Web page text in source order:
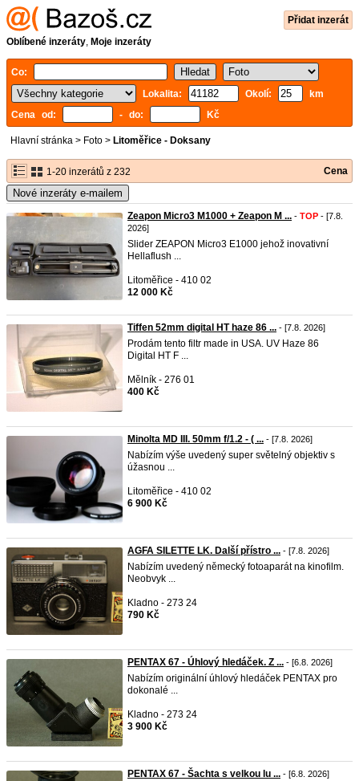
Přidat inzerát
Oblíbené inzeráty, Moje inzeráty
Co:
Lokalita:
Okolí:
km
Cena od:
- do: Kč
Hlavní stránka > Foto > Litoměřice - Doksany
1-20 inzerátů z 232 Cena
Nové inzeráty e-mailem
Zeapon Micro3 M1000 + Zeapon M ... - TOP - [7.8.
2026]
Slider ZEAPON Micro3 E1000 jehož inovativní
Hellaflush ...
Litoměřice - 410 02
12 000 Kč
Tiffen 52mm digital HT haze 86 ... - [7.8. 2026]
Prodám tento filtr made in USA. UV Haze 86
Digital HT F ...
Mělník - 276 01
400 Kč
Minolta MD III. 50mm f/1.2 - ( ... - [7.8. 2026]
Nabízím výše uvedený super světelný objektiv s
úžasnou ...
Litoměřice - 410 02
6 900 Kč
AGFA SILETTE LK. Další přístro ... - [7.8. 2026]
Nabízím uvedený německý fotoaparát na kinofilm.
Neobvyk ...
Kladno - 273 24
790 Kč
PENTAX 67 - Úhlový hledáček. Z ... - [6.8. 2026]
Nabízím originální úhlový hledáček PENTAX pro
dokonalé ...
Kladno - 273 24
3 900 Kč
PENTAX 67 - Šachta s velkou lu ... - [6.8. 2026]